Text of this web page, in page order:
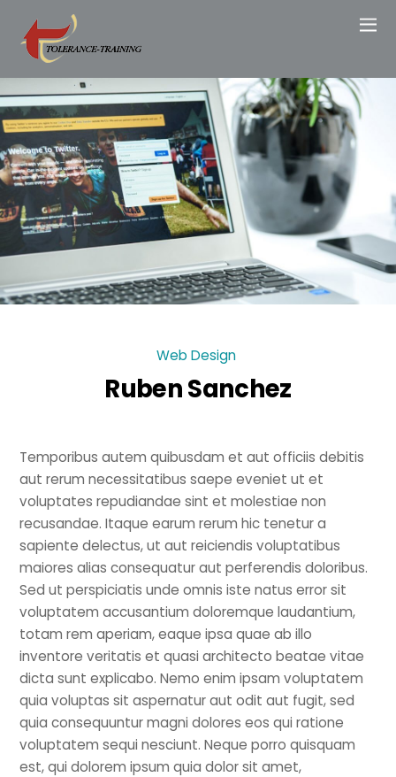
Web Design
Ruben Sanchez
Temporibus autem quibusdam et aut officiis debitis
aut rerum necessitatibus saepe eveniet ut et
voluptates repudiandae sint et molestiae non
recusandae. Itaque earum rerum hic tenetur a
sapiente delectus, ut aut reiciendis voluptatibus
maiores alias consequatur aut perferendis doloribus.
Sed ut perspiciatis unde omnis iste natus error sit
voluptatem accusantium doloremque laudantium,
totam rem aperiam, eaque ipsa quae ab illo
inventore veritatis et quasi architecto beatae vitae
dicta sunt explicabo. Nemo enim ipsam voluptatem
quia voluptas sit aspernatur aut odit aut fugit, sed
quia consequuntur magni dolores eos qui ratione
voluptatem sequi nesciunt. Neque porro quisquam
est, qui dolorem ipsum quia dolor sit amet,